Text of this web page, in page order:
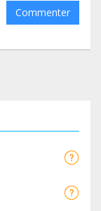
Commenter